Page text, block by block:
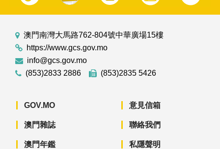
澳門南灣大馬路762-804號中華廣場15樓
https://www.gcs.gov.mo
info@gcs.gov.mo
(853)2833 2886
(853)2835 5426
GOV.MO
澳門雜誌
澳門年鑑
意見信箱
聯絡我們
私隱聲明